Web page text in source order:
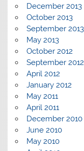
December 2013
October 2013
September 2013
May 2013
October 2012
September 2012
April 2012
January 2012
May 2011
April 2011
December 2010
June 2010
May 2010